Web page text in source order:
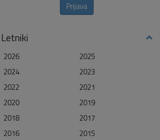
Prijava
Letniki
2026
2025
2024
2023
2022
2021
2020
2019
2018
2017
2016
2015